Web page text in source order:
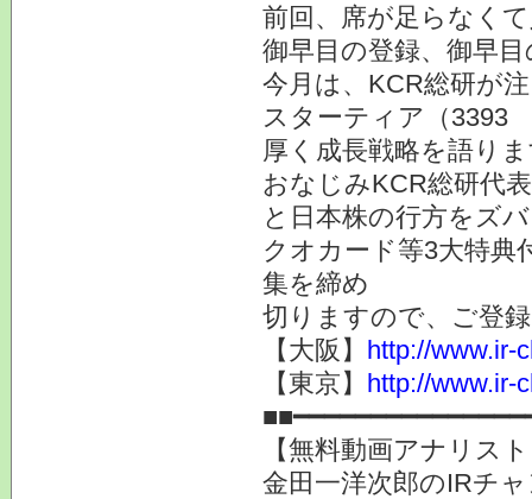
前回、席が足らなく
御早目の登録、御早
今月は、KCR総研が
スターティア（
厚く成長戦略を語り
おなじみKCR総研代
と日本株の行方をズ
クオカード等3大特典
集を締め
切りますので、ご登
【大阪】 http://www.ir-
【東京】 http://www.ir-
【無料動画アナリス
金田一洋次郎のIRチ